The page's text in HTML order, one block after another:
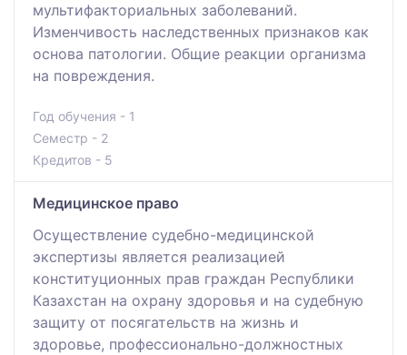
мультифакториальных заболеваний.
Изменчивость наследственных признаков как
основа патологии. Общие реакции организма
на повреждения.
Год обучения - 1
Семестр - 2
Кредитов - 5
Медицинское право
Осуществление судебно-медицинской
экспертизы является реализацией
конституционных прав граждан Республики
Казахстан на охрану здоровья и на судебную
защиту от посягательств на жизнь и
здоровье, профессионально-должностных